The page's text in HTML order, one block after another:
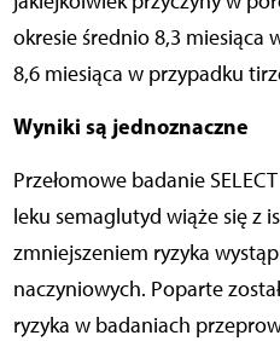
okresie średnio 8,3 miesiąca
8,6 miesiąca w przypadku
Wyniki są jednoznaczne
Przełomowe badanie
leku semaglutyd wiąże się z
zmniejszeniem ryzyka
naczyniowych. Poparte
ryzyka w badaniach